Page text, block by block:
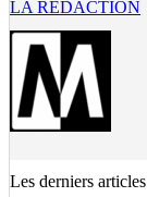
LA RÉDACTION
Les derniers